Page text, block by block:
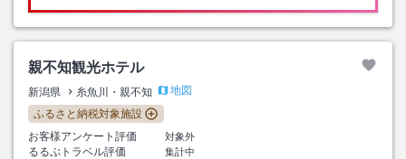
親不知観光ホテル
新潟県 糸魚川・親不知
地図
ふるさと納税対象施設
お客様アンケート評価
対象外
るるぶトラベル評価
集計中